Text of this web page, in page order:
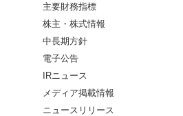
主要財務指標
株主・株式情報
中長期方針
電子公告
IRニュース
メディア掲載情報
ニュースリリース